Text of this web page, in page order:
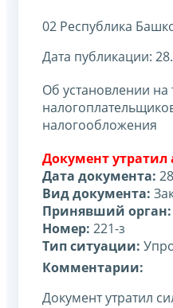
02 Республика
Дата публикации:
Об установлении
налогообложения
Документ утратил
Дата документа:
Вид документа:
Принявший орган:
Номер: 221-з
Тип ситуации:
Комментарии:
Документ утратил